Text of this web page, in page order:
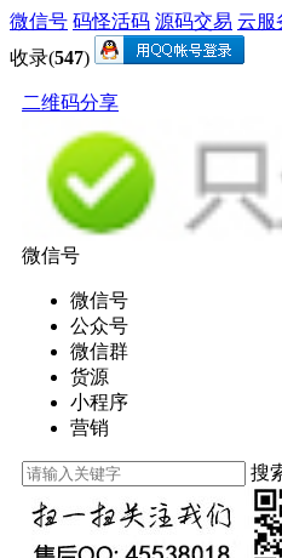
微信号 码怪活码 源码交易 云服
收录(547)
二维码分享
微信号
微信号
公众号
微信群
货源
小程序
营销
搜